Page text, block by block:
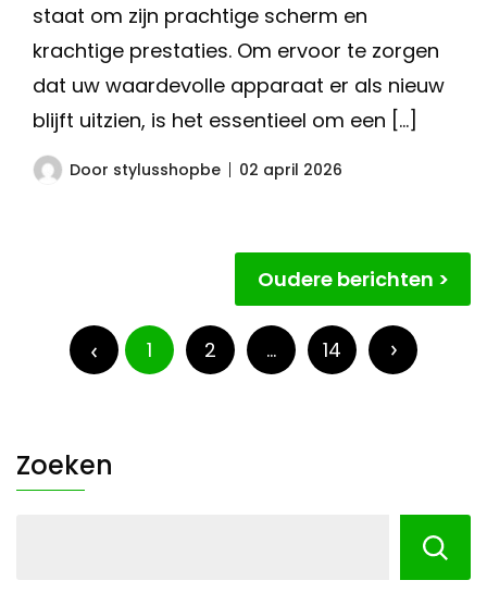
staat om zijn prachtige scherm en
krachtige prestaties. Om ervoor te zorgen
dat uw waardevolle apparaat er als nieuw
blijft uitzien, is het essentieel om een […]
Door stylusshopbe 02 april 2026
Berichtnavigatie
Oudere berichten
paginering1 2 … 14
Zoeken